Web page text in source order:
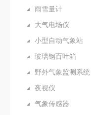
雨雪量计
大气电场仪
小型自动气象站
玻璃钢百叶箱
野外气象监测系统
夜视仪
气象传感器